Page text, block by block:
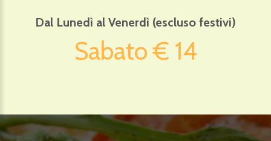
Dal Lunedì al Venerdì (escluso festivi)
Sabato € 14